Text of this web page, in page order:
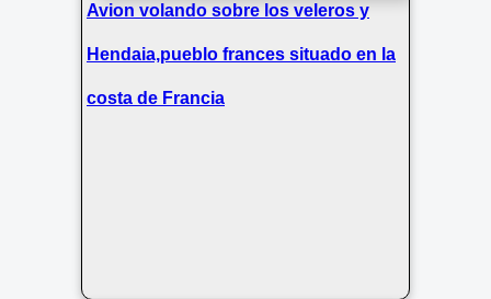
Avion volando sobre los veleros y
Hendaia,pueblo frances situado en la
costa de Francia